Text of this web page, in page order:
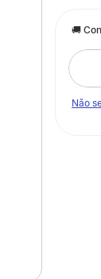
Não